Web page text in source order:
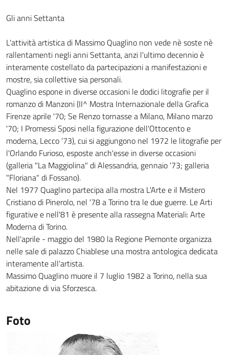
Gli anni Settanta
L'attività artistica di Massimo Quaglino non vede nè soste nè
rallentamenti negli anni Settanta, anzi l'ultimo decennio è
interamente costellato da partecipazioni a manifestazioni e
mostre, sia collettive sia personali.
Quaglino espone in diverse occasioni le dodici litografie per il
romanzo di Manzoni (II^ Mostra Internazionale della Grafica
Firenze aprile '70; Se Renzo tornasse a Milano, Milano marzo
'70; I Promessi Sposi nella figurazione dell'Ottocento e
moderna, Lecco '73), cui si aggiungono nel 1972 le litografie per
l'Orlando Furioso, esposte anch'esse in diverse occasioni
(galleria "La Maggiolina" di Alessandria, gennaio '73; galleria
"Floriana" di Fossano).
Nel 1977 Quaglino partecipa alla mostra L'Arte e il Mistero
Cristiano di Pinerolo, nel '78 a Torino tra le due guerre. Le Arti
figurative e nell'81 è presente alla rassegna Materiali: Arte
Moderna di Torino.
Nell'aprile - maggio del 1980 la Regione Piemonte organizza
nelle sale di palazzo Chiablese una mostra antologica dedicata
interamente all'artista.
Massimo Quaglino muore il 7 luglio 1982 a Torino, nella sua
abitazione di via Sforzesca.
Foto